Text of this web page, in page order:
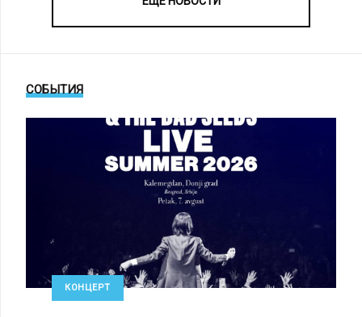
СОБЫТИЯ
КОНЦЕРТ